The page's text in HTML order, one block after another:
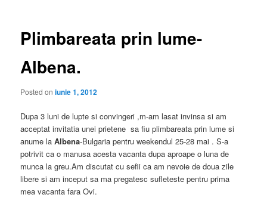
Plimbareata prin lume-
Albena.
Posted oniunie 1, 2012
Dupa 3 luni de lupte si convingeri ,m-am lasat invinsa si am
acceptat invitatia unei prietene sa fiu plimbareata prin lume si
anume laAlbena-Bulgaria pentru weekendul 25-28 mai . S-a
potrivit ca o manusa acesta vacanta dupa aproape o luna de
munca la greu.Am discutat cu sefii ca am nevoie de doua zile
libere si am inceput sa ma pregatesc sufleteste pentru prima
mea vacanta fara Ovi.